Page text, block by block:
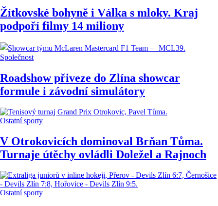
Žítkovské bohyně i Válka s mloky. Kraj
podpoří filmy 14 miliony
Společnost
Roadshow přiveze do Zlína showcar
formule i závodní simulátory
Ostatní sporty
V Otrokovicích dominoval Brňan Tůma.
Turnaje útěchy ovládli Doležel a Rajnoch
Ostatní sporty